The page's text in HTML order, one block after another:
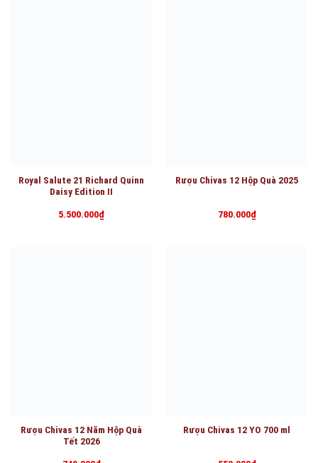
Royal Salute 21 Richard Quinn
Daisy Edition II
5.500.000₫
Rượu Chivas 12 Hộp Quà 2025
780.000₫
Rượu Chivas 12 Năm Hộp Quà
Tết 2026
Rượu Chivas 12 YO 700 ml